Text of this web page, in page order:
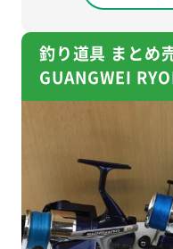
釣り道具 まとめ
GUANGWEI